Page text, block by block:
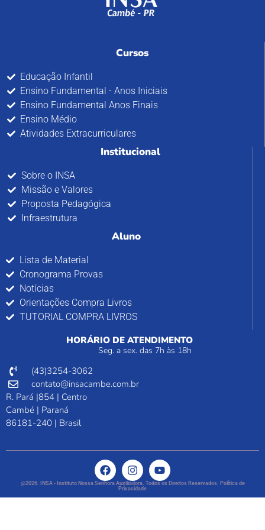
Cursos
Educação Infantil
Ensino Fundamental - Anos Iniciais
Ensino Fundamental Anos Finais
Ensino Médio
Atividades Extracurriculares
Institucional
Sobre o INSA
Missão e Valores
Proposta Pedagógica
Infraestrutura
Aluno
Lista de Material
Cronograma Provas
Notícias
Orientações Compra Livros
TUTORIAL COMPRA LIVROS
HORÁRIO DE ATENDIMENTO
Seg. a sex. das 7h às 18h
(43)3254-3062
contato@insacambe.com.br
R. Pará |854 | Centro
Cambé | Paraná
86181-240 | Brasil
@2026. INSA - Instituto Nossa Senhora Auxiliadora. Todos os Direitos Reservados. Política de
Privacidade